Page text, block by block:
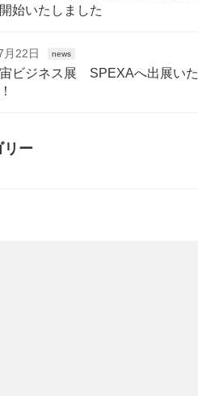
始いたしました
月22日 news
ビジネス展 SPEXAへ出展いた
リー